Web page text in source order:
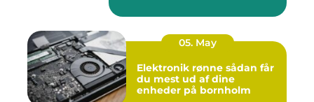
05. May
Elektronik rønne sådan får
du mest ud af dine
enheder på bornholm